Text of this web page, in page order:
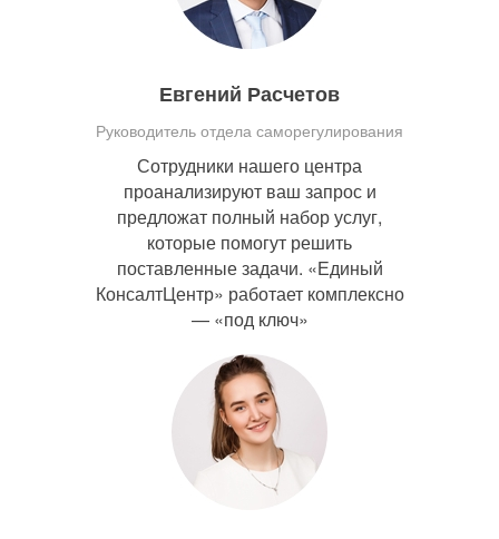
Евгений Расчетов
Руководитель отдела саморегулирования
Сотрудники нашего центра
проанализируют ваш запрос и
предложат полный набор услуг,
которые помогут решить
поставленные задачи. «Единый
КонсалтЦентр» работает комплексно
— «под ключ»